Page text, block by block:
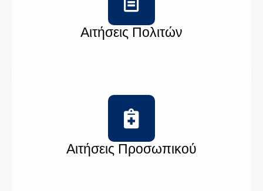
Αιτήσεις Πολιτών
Αιτήσεις Προσωπικού